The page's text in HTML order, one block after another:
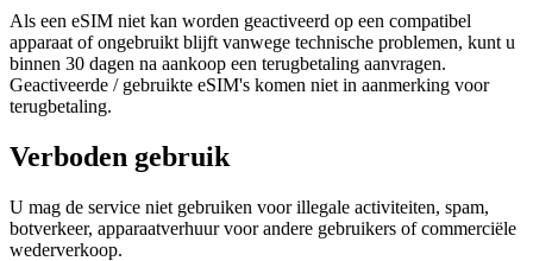
Als een eSIM niet kan worden geactiveerd op een compatibel
apparaat of ongebruikt blijft vanwege technische problemen, kunt u
binnen 30 dagen na aankoop een terugbetaling aanvragen.
Geactiveerde / gebruikte eSIM's komen niet in aanmerking voor
terugbetaling.
Verboden gebruik
U mag de service niet gebruiken voor illegale activiteiten, spam,
botverkeer, apparaatverhuur voor andere gebruikers of commerciële
wederverkoop.